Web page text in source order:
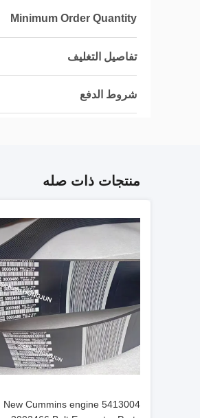
Minimum Order Quantity
تفاصيل التغليف
شروط الدفع
منتجات ذات صله
New Cummins engine 5413004